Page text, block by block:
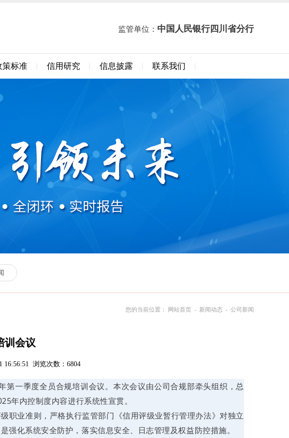
监管单位： 中国人民银行四川省分行
策标准 信用研究 信息披露 联系我们
您的当前位置： 网站首页 - 新闻动态 - 公司新闻
训会议
浏览次数：6804
一季度全员合规培训会议。本次会议由公司合规部牵头组织，总
年内控制度内容进行系统性宣贯。
职业准则，严格执行监管部门《信用评级业暂行管理办法》对独立
化系统安全防护，落实信息安全、日志管理及权益防控措施。